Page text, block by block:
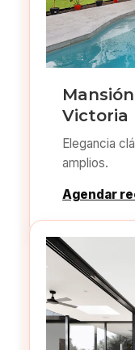
Victoria
Elegancia
amplios.
Agendar